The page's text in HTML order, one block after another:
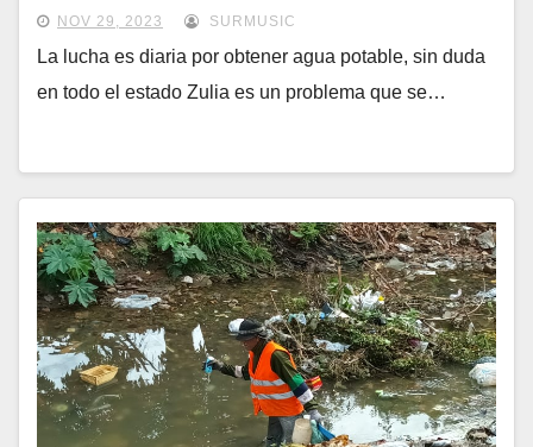
NOV 29, 2023 SURMUSIC
La lucha es diaria por obtener agua potable, sin duda
en todo el estado Zulia es un problema que se…